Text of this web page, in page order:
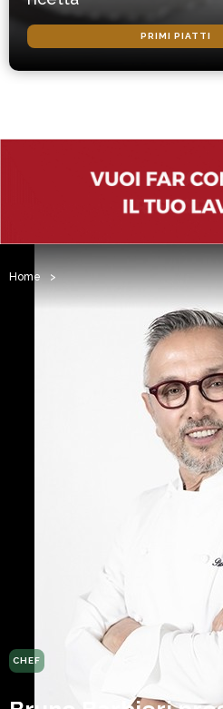
PRIMI PIATTI
Home >
CHEF